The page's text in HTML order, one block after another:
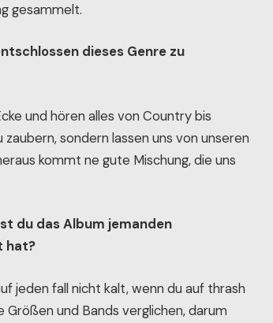
gesammelt.
dieses Genre zu
und hören alles von Country bis
sondern lassen uns von unseren
kommt ne gute Mischung, die uns
du das Album jemanden
hat?
jeden fall nicht kalt, wenn du auf thrash
und Bands verglichen, darum